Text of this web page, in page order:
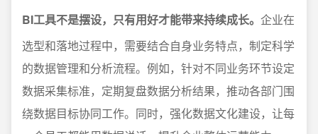
BI工具不是摆设，只有用好才能带来持续成长。 企业在
选型和落地过程中，需要结合自身业务特点，制定科学
的数据管理和分析流程。例如，针对不同业务环节设定
数据采集标准，定期复盘数据分析结果，推动各部门围
绕数据目标协同工作。同时，强化数据文化建设，让每